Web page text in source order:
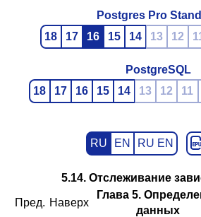
Postgres Pro
18
17 16 15 14 13 12
PostgreSQL
18
17 16 15 14 13 12 11
RU EN RU EN
5.14. Отслеживание
Пред. Наверх
Глава 5.
данных